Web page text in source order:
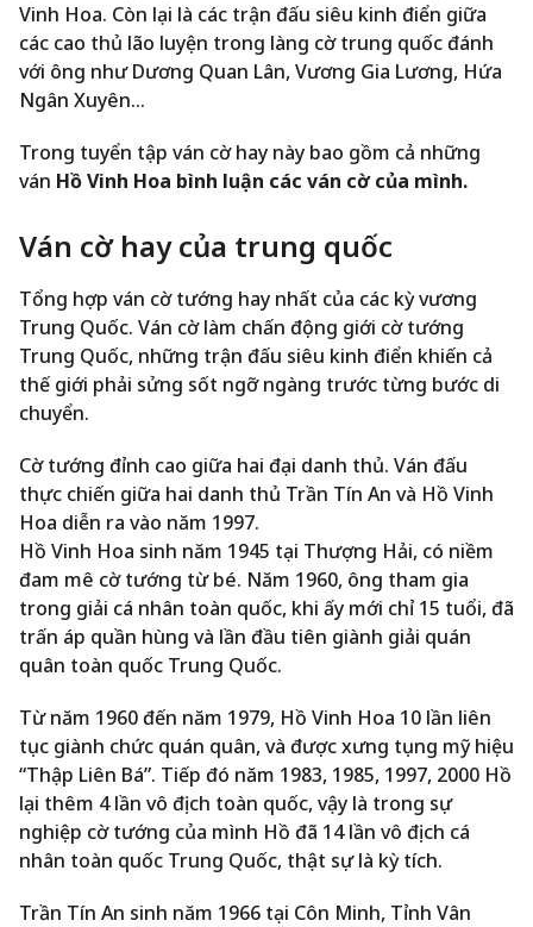
Vinh Hoa. Còn lại là các trận đấu siêu kinh điển giữa
các cao thủ lão luyện trong làng cờ trung quốc đánh
với ông như Dương Quan Lân, Vương Gia Lương, Hứa
Ngân Xuyên…
Trong tuyển tập ván cờ hay này bao gồm cả những
ván Hồ Vinh Hoa bình luận các ván cờ của mình.
Ván cờ hay của trung quốc
Tổng hợp ván cờ tướng hay nhất của các kỳ vương
Trung Quốc. Ván cờ làm chấn động giới cờ tướng
Trung Quốc, những trận đấu siêu kinh điển khiến cả
thế giới phải sửng sốt ngỡ ngàng trước từng bước di
chuyển.
Cờ tướng đỉnh cao giữa hai đại danh thủ. Ván đấu
thực chiến giữa hai danh thủ Trần Tín An và Hồ Vinh
Hoa diễn ra vào năm 1997.
Hồ Vinh Hoa sinh năm 1945 tại Thượng Hải, có niềm
đam mê cờ tướng từ bé. Năm 1960, ông tham gia
trong giải cá nhân toàn quốc, khi ấy mới chỉ 15 tuổi, đã
trấn áp quần hùng và lần đầu tiên giành giải quán
quân toàn quốc Trung Quốc.
Từ năm 1960 đến năm 1979, Hồ Vinh Hoa 10 lần liên
tục giành chức quán quân, và được xưng tụng mỹ hiệu
“Thập Liên Bá”. Tiếp đó năm 1983, 1985, 1997, 2000 Hồ
lại thêm 4 lần vô địch toàn quốc, vậy là trong sự
nghiệp cờ tướng của mình Hồ đã 14 lần vô địch cá
nhân toàn quốc Trung Quốc, thật sự là kỳ tích.
Trần Tín An sinh năm 1966 tại Côn Minh, Tỉnh Vân